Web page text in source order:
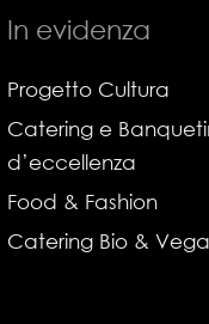
In evidenza
Progetto Cultura
Catering e
d’eccellenza
Food & Fashion
Catering Bio &